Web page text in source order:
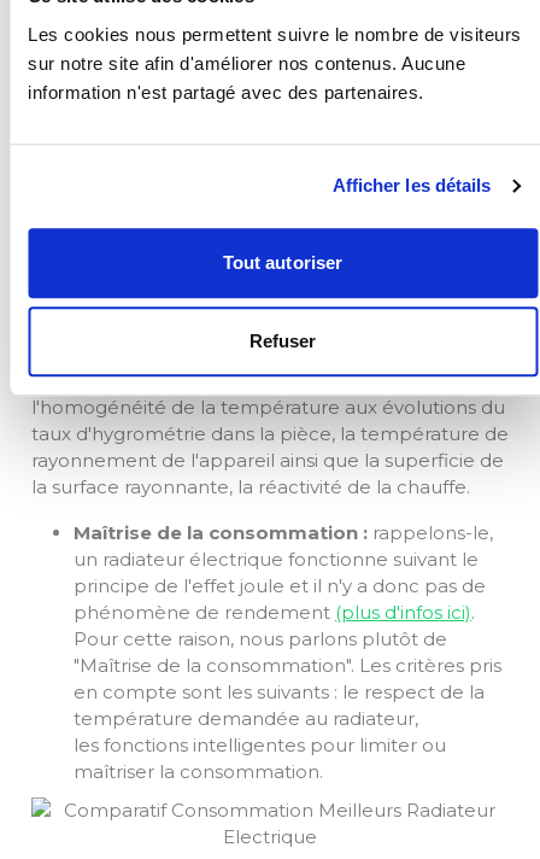
Les cookies nous permettent suivre le nombre de visiteurs
sur notre site afin d'améliorer nos contenus. Aucune
information n'est partagé avec des partenaires.
Afficher les détails
Tout autoriser
Refuser
grand fabricant européen, ils ont créé un centre de
tests pour comparer les radiateurs électriques.
sur la base de trois grands critères :
noté de A à D, que vous
combinons de nombreux indicateurs : la
température de l'air s'échappant du radiateur,
l'homogénéité de la température aux évolutions du
taux d'hygrométrie dans la pièce, la température de
rayonnement de l'appareil ainsi que la superficie de
la surface rayonnante, la réactivité de la chauffe.
Maîtrise de la consommation : rappelons-le,
un radiateur électrique fonctionne suivant le
principe de l'effet joule et il n'y a donc pas de
phénomène de rendement (plus d'infos ici).
Pour cette raison, nous parlons plutôt de
"Maîtrise de la consommation". Les critères pris
en compte sont les suivants : le respect de la
température demandée au radiateur,
les fonctions intelligentes pour limiter ou
maîtriser la consommation.